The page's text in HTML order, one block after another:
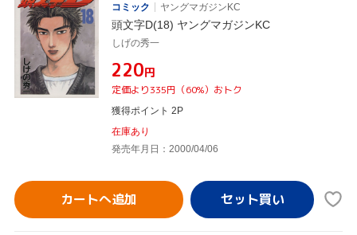
コミック ヤングマガジンKC
頭文字D(18) ヤングマガジンKC
しげの秀一
¥220円
定価より335円（60%）おトク
獲得ポイント 2P
在庫あり
発売年月日：2000/04/06
カートへ追加